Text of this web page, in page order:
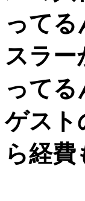
って
スラー
って
ゲスト
ら経